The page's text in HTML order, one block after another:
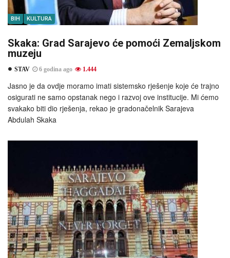
BIH KULTURA
Skaka: Grad Sarajevo će pomoći Zemaljskom
muzeju
STAV 6 godina ago 1.444
Jasno je da ovdje moramo imati sistemsko rješenje koje će trajno
osigurati ne samo opstanak nego i razvoj ove institucije. Mi ćemo
svakako biti dio rješenja, rekao je gradonačelnik Sarajeva
Abdulah Skaka